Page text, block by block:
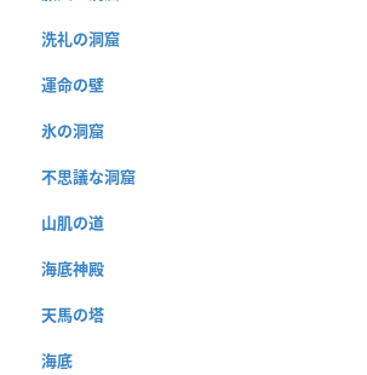
洗礼の洞窟
運命の壁
氷の洞窟
不思議な洞窟
山肌の道
海底神殿
天馬の塔
海底